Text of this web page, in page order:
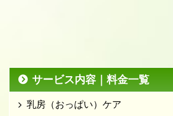
サービス内容｜料金一覧
乳房（おっぱい）ケア